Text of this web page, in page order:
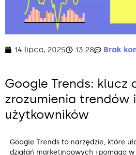
14 lipca, 2025 13:28 Brak
Google Trends: klucz
zrozumienia trendów
użytkowników
Google Trends to narzędzie, które
działań marketingowych i pomaga